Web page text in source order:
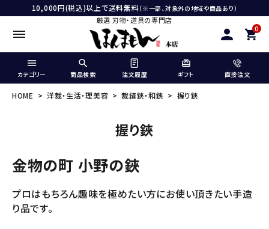
10,000円(税込)以上で送料無料（※一部、対象外の地域や商品あり）
厳選 刃物・道具の専門店
0
カテゴリー 商品検索 注文履歴 ギフト 直接注文
HOME 洋裁・生活・理美容 裁縫鋏・和鋏 握り鋏
握り鋏
金物の町 小野の鋏
プロはもちろん趣味を極めたい方にお使い頂きたい手造
り品です。